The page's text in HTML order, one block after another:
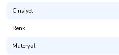
Cinsiyet
Renk
Materyal